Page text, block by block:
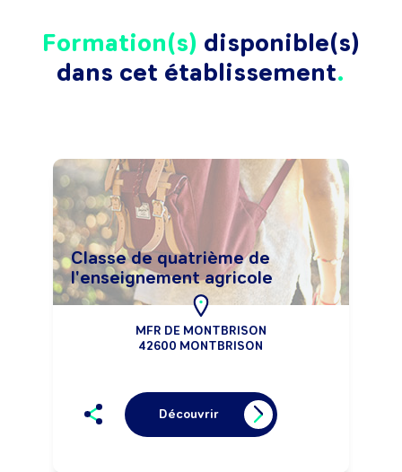
Formation(s) disponible(s)
dans cet établissement
Classe de quatrième de
l'enseignement agricole
MFR DE MONTBRISON
42600 MONTBRISON
Découvrir